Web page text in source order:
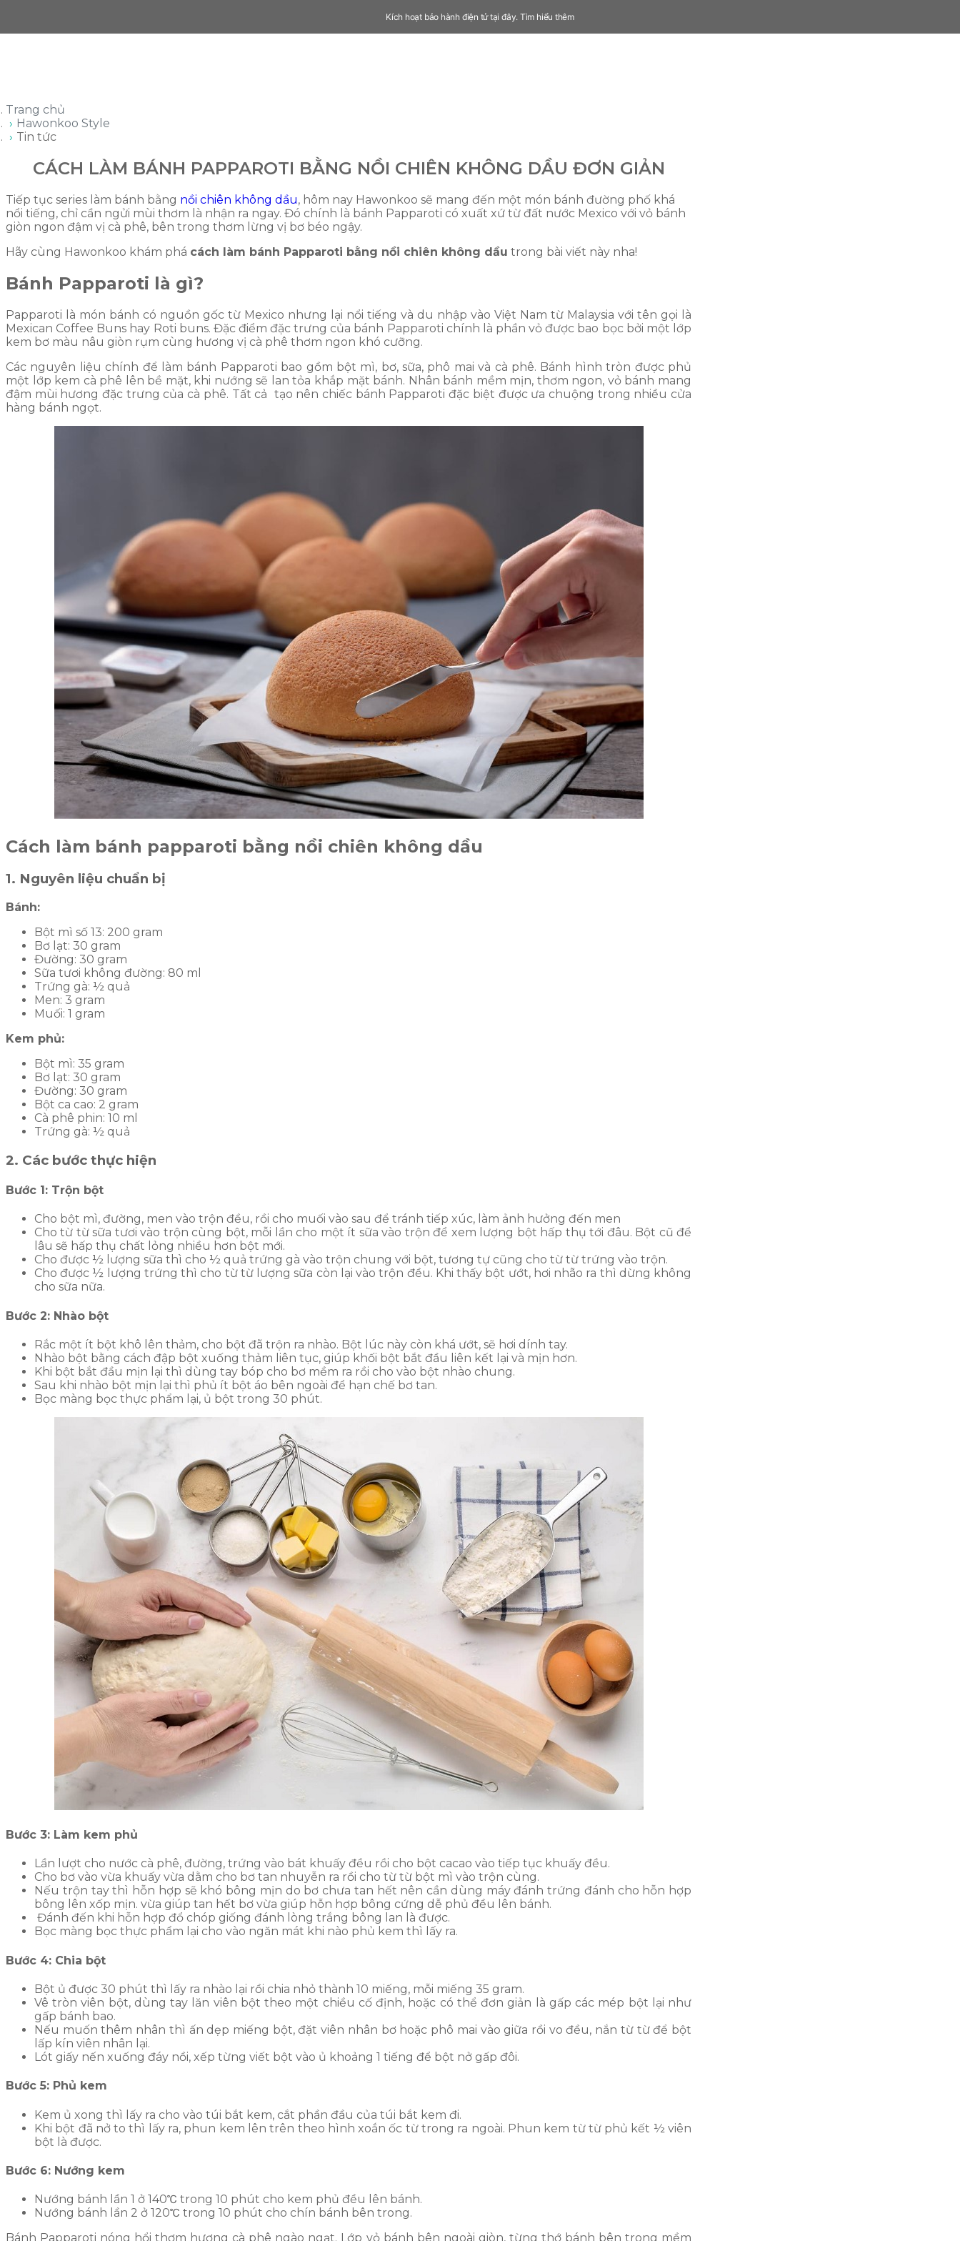
Kích hoạt bảo hành điện tử tại đây. Tìm hiểu thêm
Trang chủ
Hawonkoo Style
Tin tức
CÁCH LÀM BÁNH PAPPAROTI BẰNG NỒI CHIÊN KHÔNG DẦU ĐƠN GIẢN
Tiếp tục series làm bánh bằng nồi chiên không dầu, hôm nay Hawonkoo sẽ mang đến một món bánh đường phố khá
nổi tiếng, chỉ cần ngửi mùi thơm là nhận ra ngay. Đó chính là bánh Papparoti có xuất xứ từ đất nước Mexico với vỏ bánh
giòn ngon đậm vị cà phê, bên trong thơm lừng vị bơ béo ngậy.
Hãy cùng Hawonkoo khám phá cách làm bánh Papparoti bằng nồi chiên không dầu trong bài viết này nha!
Bánh Papparoti là gì?
Papparoti là món bánh có nguồn gốc từ Mexico nhưng lại nổi tiếng và du nhập vào Việt Nam từ Malaysia với tên gọi là
Mexican Coffee Buns hay Roti buns. Đặc điểm đặc trưng của bánh Papparoti chính là phần vỏ được bao bọc bởi một lớp
kem bơ màu nâu giòn rụm cùng hương vị cà phê thơm ngon khó cưỡng.
Các nguyên liệu chính để làm bánh Papparoti bao gồm bột mì, bơ, sữa, phô mai và cà phê. Bánh hình tròn được phủ
một lớp kem cà phê lên bề mặt, khi nướng sẽ lan tỏa khắp mặt bánh. Nhân bánh mềm mịn, thơm ngon, vỏ bánh mang
đậm mùi hương đặc trưng của cà phê. Tất cả tạo nên chiếc bánh Papparoti đặc biệt được ưa chuộng trong nhiều cửa
hàng bánh ngọt.
Cách làm bánh papparoti bằng nồi chiên không dầu
1. Nguyên liệu chuẩn bị
Bánh:
Bột mì số 13: 200 gram
Bơ lạt: 30 gram
Đường: 30 gram
Sữa tươi không đường: 80 ml
Trứng gà: ½ quả
Men: 3 gram
Muối: 1 gram
Kem phủ:
Bột mì: 35 gram
Bơ lạt: 30 gram
Đường: 30 gram
Bột ca cao: 2 gram
Cà phê phin: 10 ml
Trứng gà: ½ quả
2. Các bước thực hiện
Bước 1: Trộn bột
Cho bột mì, đường, men vào trộn đều, rồi cho muối vào sau để tránh tiếp xúc, làm ảnh hưởng đến men
Cho từ từ sữa tươi vào trộn cùng bột, mỗi lần cho một ít sữa vào trộn để xem lượng bột hấp thụ tới đâu. Bột cũ để
lâu sẽ hấp thụ chất lỏng nhiều hơn bột mới.
Cho được ½ lượng sữa thì cho ½ quả trứng gà vào trộn chung với bột, tương tự cũng cho từ từ trứng vào trộn.
Cho được ½ lượng trứng thì cho từ từ lượng sữa còn lại vào trộn đều. Khi thấy bột ướt, hơi nhão ra thì dừng không
cho sữa nữa.
Bước 2: Nhào bột
Rắc một ít bột khô lên thảm, cho bột đã trộn ra nhào. Bột lúc này còn khá ướt, sẽ hơi dính tay.
Nhào bột bằng cách đập bột xuống thảm liên tục, giúp khối bột bắt đầu liên kết lại và mịn hơn.
Khi bột bắt đầu mịn lại thì dùng tay bóp cho bơ mềm ra rồi cho vào bột nhào chung.
Sau khi nhào bột mịn lại thì phủ ít bột áo bên ngoài để hạn chế bơ tan.
Bọc màng bọc thực phẩm lại, ủ bột trong 30 phút.
Bước 3: Làm kem phủ
Lần lượt cho nước cà phê, đường, trứng vào bát khuấy đều rồi cho bột cacao vào tiếp tục khuấy đều.
Cho bơ vào vừa khuấy vừa dằm cho bơ tan nhuyễn ra rồi cho từ từ bột mì vào trộn cùng.
Nếu trộn tay thì hỗn hợp sẽ khó bông mịn do bơ chưa tan hết nên cần dùng máy đánh trứng đánh cho hỗn hợp
bông lên xốp mịn. vừa giúp tan hết bơ vừa giúp hỗn hợp bông cứng dễ phủ đều lên bánh.
Đánh đến khi hỗn hợp đổ chóp giống đánh lòng trắng bông lan là được.
Bọc màng bọc thực phẩm lại cho vào ngăn mát khi nào phủ kem thì lấy ra.
Bước 4: Chia bột
Bột ủ được 30 phút thì lấy ra nhào lại rồi chia nhỏ thành 10 miếng, mỗi miếng 35 gram.
Vê tròn viên bột, dùng tay lăn viên bột theo một chiều cố định, hoặc có thể đơn giản là gấp các mép bột lại như
gấp bánh bao.
Nếu muốn thêm nhân thì ấn dẹp miếng bột, đặt viên nhân bơ hoặc phô mai vào giữa rồi vo đều, nắn từ từ để bột
lấp kín viên nhân lại.
Lót giấy nến xuống đáy nồi, xếp từng viết bột vào ủ khoảng 1 tiếng để bột nở gấp đôi.
Bước 5: Phủ kem
Kem ủ xong thì lấy ra cho vào túi bắt kem, cắt phần đầu của túi bắt kem đi.
Khi bột đã nở to thì lấy ra, phun kem lên trên theo hình xoắn ốc từ trong ra ngoài. Phun kem từ từ phủ kết ½ viên
bột là được.
Bước 6: Nướng kem
Nướng bánh lần 1 ở 140℃ trong 10 phút cho kem phủ đều lên bánh.
Nướng bánh lần 2 ở 120℃ trong 10 phút cho chín bánh bên trong.
Bánh Papparoti nóng hổi thơm hương cà phê ngào ngạt. Lớp vỏ bánh bên ngoài giòn, từng thớ bánh bên trong mềm